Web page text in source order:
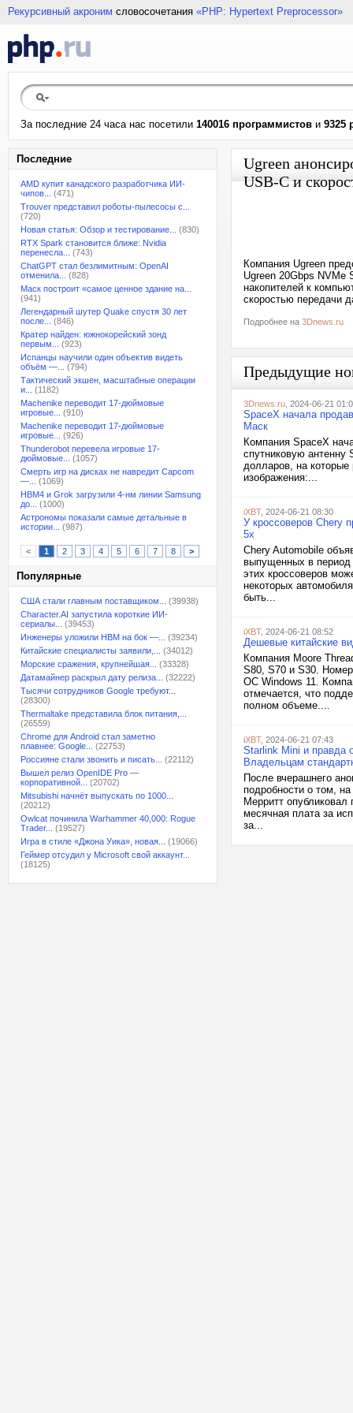
Рекурсивный акроним словосочетания «PHP: Hypertext Preprocessor»
За последние 24 часа нас посетили 140016 программистов и 9325
Последние
AMD купит канадского разработчика ИИ-
чипов...
(471)
Trouver представил роботы-пылесосы с...
(720)
Новая статья: Обзор и тестирование...
(830)
RTX Spark становится ближе: Nvidia
перенесла...
(743)
ChatGPT стал безлимитным: OpenAI
отменила...
(828)
Маск построит «самое ценное здание на...
(941)
Легендарный шутер Quake спустя 30 лет
после...
(846)
Кратер найден: южнокорейский зонд
первым...
(923)
Испанцы научили один объектив видеть
объём —...
(794)
Тактический экшен, масштабные операции
и...
(1182)
Machenike переводит 17-дюймовые
игровые...
(910)
Machenike переводит 17-дюймовые
игровые...
(926)
Thunderobot перевела игровые 17-
дюймовые...
(1057)
Смерть игр на дисках не навредит Capcom
—...
(1069)
HBM4 и Grok загрузили 4-нм линии Samsung
до...
(1000)
Астрономы показали самые детальные в
истории...
(987)
< 1 2 3 4 5 6 7 8 >
Популярные
США стали главным поставщиком...
(39938)
Character.AI запустила короткие ИИ-
сериалы...
(39453)
Инженеры уложили HBM на бок —...
(39234)
Китайские специалисты заявили,...
(34012)
Морские сражения, крупнейшая...
(33328)
Датамайнер раскрыл дату релиза...
(32222)
Тысячи сотрудников Google требуют...
(28300)
Thermaltake представила блок питания,...
(26559)
Chrome для Android стал заметно
плавнее: Google...
(22753)
Россияне стали звонить и писать...
(22112)
Вышел релиз OpenIDE Pro —
корпоративной...
(20702)
Mitsubishi начнёт выпускать по 1000...
(20212)
Owlcat починила Warhammer 40,000: Rogue
Trader...
(19527)
Игра в стиле «Джона Уика», новая...
(19066)
Геймер отсудил у Microsoft свой аккаунт...
(18125)
Ugreen
USB-C и
Компания Ugreen
Ugreen 20Gbps NVMe
накопителей к
скоростью передачи
Подробнее на 3Dnews.ru
Предыдущие
3Dnews.ru , 2024-06-21
SpaceX начала
Маск
Компания SpaceX
спутниковую
долларов, на
изображения:...
iXBT, 2024-06-21 08:30
У кроссоверов Chery
5x
Chery Automobile
выпущенных в период
этих кроссоверов
некоторых
быть...
iXBT, 2024-06-21 08:52
Дешевые китайские
Компания Moore
S80, S70 и S30.
ОС Windows 11.
отмечается, что
полном объеме....
iXBT, 2024-06-21 07:43
Starlink Mini и правда
Владельцам
После вчерашнего
подробности о том,
Мерритт
месячная плата за
за...